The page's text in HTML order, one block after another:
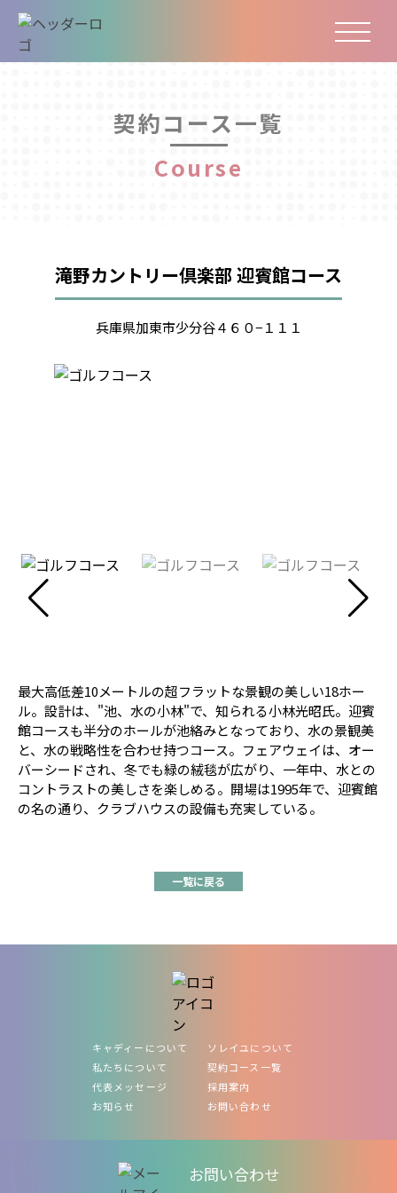
契約コース一覧
Course
滝野カントリー倶楽部 迎賓館コース
兵庫県加東市少分谷４６０−１１１
最大高低差10メートルの超フラットな景観の美しい18ホー
ル。設計は、"池、水の小林"で、知られる小林光昭氏。迎賓
館コースも半分のホールが池絡みとなっており、水の景観美
と、水の戦略性を合わせ持つコース。フェアウェイは、オー
バーシードされ、冬でも緑の絨毯が広がり、一年中、水との
コントラストの美しさを楽しめる。開場は1995年で、迎賓館
の名の通り、クラブハウスの設備も充実している。
一覧に戻る
お問い合わせ
お問い合わせ
キャディーについて
ソレイユについて
私たちについて
契約コース一覧
代表メッセージ
採用案内
お知らせ
お問い合わせ